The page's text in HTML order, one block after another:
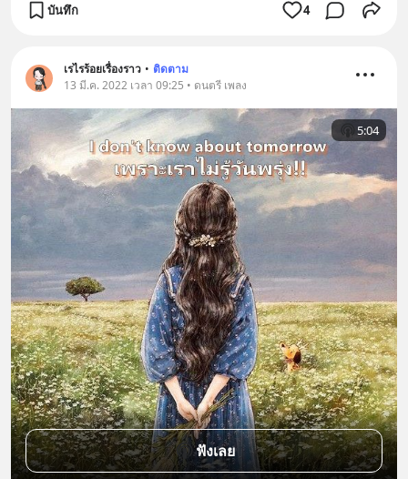
บันทึก 4
เรไรร้อยเรื่องราว • ติดตาม
13 มี.ค. 2022 เวลา 09:25 • ดนตรี เพลง
5:04
ฟังเลย